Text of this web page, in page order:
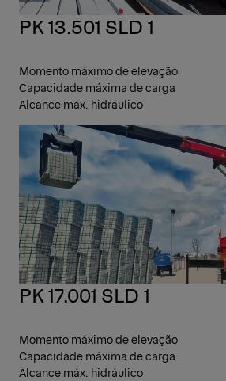
PK 13.501 SLD 1
Momento máximo de elevação
Capacidade máxima de carga
Alcance máx. hidráulico
PK 17.001 SLD 1
Momento máximo de elevação
Capacidade máxima de carga
Alcance máx. hidráulico